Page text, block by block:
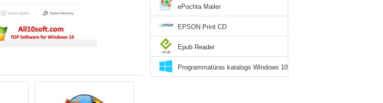
ePochta Mailer
EPSON Print CD
Epub Reader
Programmatūras katalogs Windows 10